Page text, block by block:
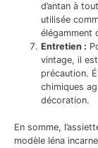
d’antan à
utilisée
élégamment
Entretien :
vintage, il
précaution.
chimiques
décoration.
En somme,
modèle Iéna